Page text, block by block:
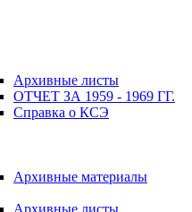
Архивные листы
ОТЧЕТ ЗА 1959 - 1969 ГГ.
Справка о КСЭ
Архивные материалы
Архивные листы